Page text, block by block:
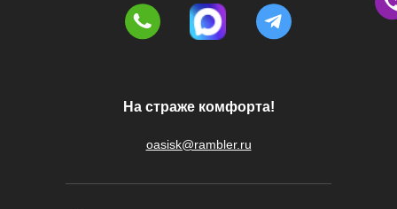
oasisk@rambler.ru
На страже комфорта!